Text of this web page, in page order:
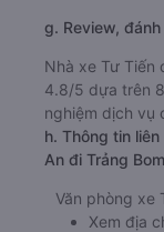
g. Review,
Nhà xe Tư Tiến
4.8/5 dựa trên
nghiệm dịch vụ
h. Thông tin
An đi Trảng
Văn phòng xe
Xem địa